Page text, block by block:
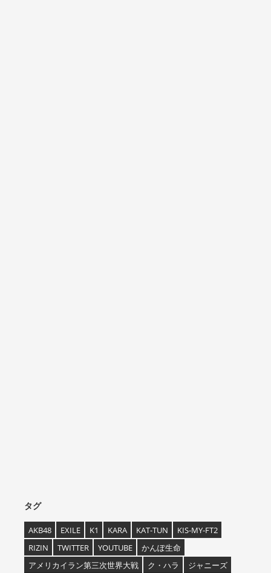
タグ
AKB48 EXILE K1 KARA KAT-TUN
KIS-MY-FT2
RIZIN
TWITTER YOUTUBE
かんぽ生命
アメリカイラン第三次世界大戦
ク・ハラ
ジャニーズ